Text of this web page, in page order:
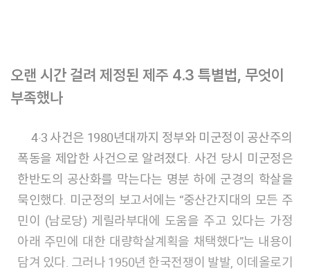
오랜 시간 걸려 제정된 제주 4.3 특별법, 무엇이
부족했나
4·3 사건은 1980년대까지 정부와 미군정이 공산주의
폭동을 제압한 사건으로 알려졌다. 사건 당시 미군정은
한반도의 공산화를 막는다는 명분 하에 군경의 학살을
묵인했다. 미군정의 보고서에는 “중산간지대의 모든 주
민이 (남로당) 게릴라부대에 도움을 주고 있다는 가정
아래 주민에 대한 대량학살계획을 채택했다”는 내용이
담겨 있다. 그러나 1950년 한국전쟁이 발발, 이데올로기